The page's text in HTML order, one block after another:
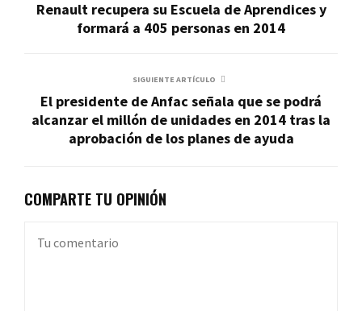
Renault recupera su Escuela de Aprendices y
formará a 405 personas en 2014
SIGUIENTE ARTÍCULO
El presidente de Anfac señala que se podrá
alcanzar el millón de unidades en 2014 tras la
aprobación de los planes de ayuda
COMPARTE TU OPINIÓN